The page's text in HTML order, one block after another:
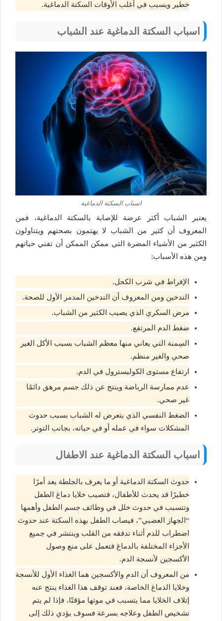
خطير ويسبب في أغلب الأوقات السكتة الدماغية.
اسباب السكتة الدماغية عند الشباب
اسباب السكتة الدماغية
يعتبر الشباب أكثر عرضة للإصابة بالسكتة الدماغية، فمن
المعروف أن كثير من الشباب لا يهتمون بصحتهم ويتناولون
الكثير من الأشياء المضرة التي ممكن الممكن أن تفني حياتهم
ومن هذه الأسباب:
الإفراط في شرب الكحل.
التدخين ومن المعروف أن التدخين المدمر الأول للصحة.
مرض السكري الذي يصيب الكثير من الشباب.
ضغط الدم المرتفع.
السِمنة التي يعاني منها معظم الشباب بسبب الأكل الغير
صحي والغير منظم.
ارتفاع مستوى الكوليسترول في الدم.
عدم ممارسة الرياضة وينتج عن ذلك جسم مرهق دائمًا
غير صحي.
الضغط النفسي الذي يتعرض له الشباب بسبب حدوث
المشكلات سواء في عمله أو في حياته، بجانب التوتر.
اسباب السكتة الدماغية عند الاطفال
حدوث السكتة الدماغية أو ما يعرف بالجلطة يعد أمرًا
خطيرًا قد يحدث للأطفال، فتصيب خلايا دماغ الطفل
وتتسبب في حدوث خلل في وظائف جسم الطفل وأهمها
“الجهاز العصبي”، فيصاب الطفل بهذه السكتة عند حدوث
اضطراب للدم أثناء تدفقه من القلب وينتشر في جميع
الأجزاء المختلفة بالدماغ فتعمل على منع وصول
الأكسجين لأنسجة الدم.
من المعروف أن الدم والأكسجين هما الغذاء الأول للأنسجة
وخلايا الدماغ الخاصة، فعند توقف هذا الغذاء ينتج عنه
إتلاف الخلايا مما يتسبب في موتها مؤقتًا، فإذا لم يتم
تشخيص الطفل وعلاجه بسرعة فسوف يؤدي ذلك إلى